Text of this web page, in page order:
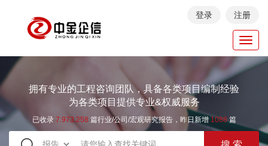
登录 注册
拥有专业的工程咨询团队，具备各类项目编制经验
为各类项目提供专业&权威服务
已收录 7.973.258 篇行业/公司/宏观研究报告，昨日新增 1088篇